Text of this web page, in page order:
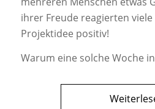
ihrer Freude reagierten viele
Projektidee positiv!
Warum eine solche Woche